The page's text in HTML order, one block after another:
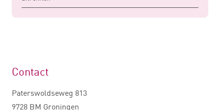
Contact
Paterswoldseweg 813
9728 BM Groningen